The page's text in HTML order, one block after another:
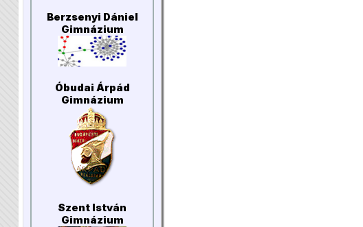
Berzsenyi Dániel
Gimnázium
Óbudai Árpád
Gimnázium
Szent István
Gimnázium